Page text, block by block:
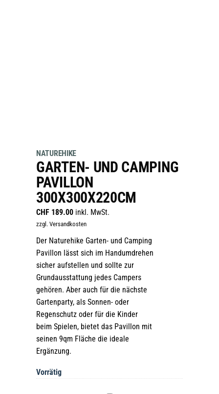
NATUREHIKE
GARTEN- UND CAMPING
PAVILLON
300X300X220CM
CHF 189.00 inkl. MwSt.
zzgl. Versandkosten
Der Naturehike Garten- und Camping
Pavillon lässt sich im Handumdrehen
sicher aufstellen und sollte zur
Grundausstattung jedes Campers
gehören. Aber auch für die nächste
Gartenparty, als Sonnen- oder
Regenschutz oder für die Kinder
beim Spielen, bietet das Pavillon mit
seinen 9qm Fläche die ideale
Ergänzung.
Vorrätig